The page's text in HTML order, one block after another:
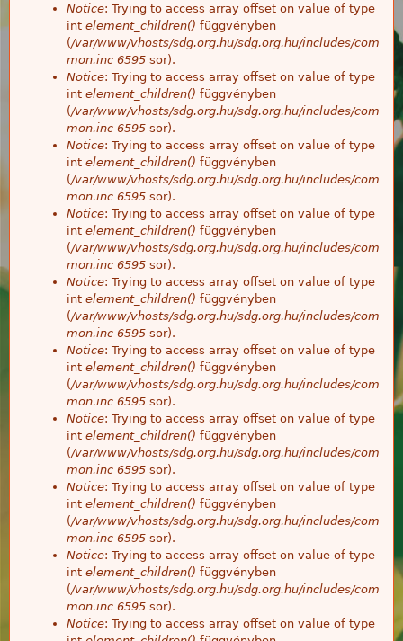
Notice: Trying to access array offset on value of type
int element_children() függvényben
(/var/www/vhosts/sdg.org.hu/sdg.org.hu/includes/com
mon.inc 6595 sor).
Notice: Trying to access array offset on value of type
int element_children() függvényben
(/var/www/vhosts/sdg.org.hu/sdg.org.hu/includes/com
mon.inc 6595 sor).
Notice: Trying to access array offset on value of type
int element_children() függvényben
(/var/www/vhosts/sdg.org.hu/sdg.org.hu/includes/com
mon.inc 6595 sor).
Notice: Trying to access array offset on value of type
int element_children() függvényben
(/var/www/vhosts/sdg.org.hu/sdg.org.hu/includes/com
mon.inc 6595 sor).
Notice: Trying to access array offset on value of type
int element_children() függvényben
(/var/www/vhosts/sdg.org.hu/sdg.org.hu/includes/com
mon.inc 6595 sor).
Notice: Trying to access array offset on value of type
int element_children() függvényben
(/var/www/vhosts/sdg.org.hu/sdg.org.hu/includes/com
mon.inc 6595 sor).
Notice: Trying to access array offset on value of type
int element_children() függvényben
(/var/www/vhosts/sdg.org.hu/sdg.org.hu/includes/com
mon.inc 6595 sor).
Notice: Trying to access array offset on value of type
int element_children() függvényben
(/var/www/vhosts/sdg.org.hu/sdg.org.hu/includes/com
mon.inc 6595 sor).
Notice: Trying to access array offset on value of type
int element_children() függvényben
(/var/www/vhosts/sdg.org.hu/sdg.org.hu/includes/com
mon.inc 6595 sor).
Notice: Trying to access array offset on value of type